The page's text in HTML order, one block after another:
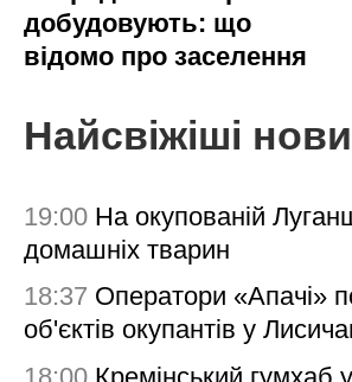
добудовують: що
відомо про заселення
Найсвіжіші
19:00 На окупованій
домашніх тварин
18:37 Оператори «Апачі»
об'єктів окупантів у